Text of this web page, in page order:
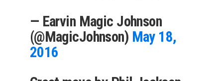
— Earvin Magic Johnson
(@MagicJohnson) May 18,
2016